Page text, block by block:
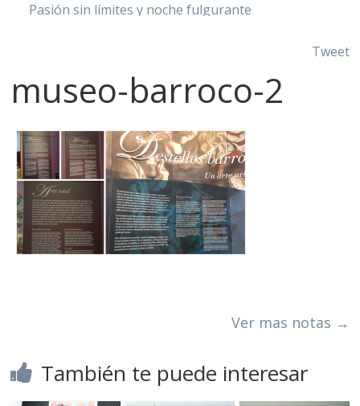
Pasión sin límites y noche fulgurante
Juntos hasta el último minuto
Tweet
museo-barroco-2
Ver mas notas →
También te puede interesar